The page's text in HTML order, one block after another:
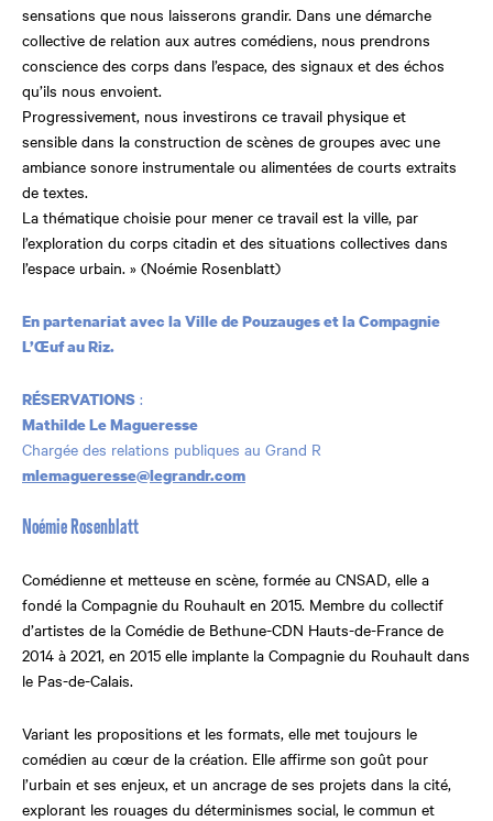
sensations que nous laisserons grandir. Dans une démarche
collective de relation aux autres comédiens, nous prendrons
conscience des corps dans l’espace, des signaux et des échos
qu’ils nous envoient.
Progressivement, nous investirons ce travail physique et
sensible dans la construction de scènes de groupes avec une
ambiance sonore instrumentale ou alimentées de courts extraits
de textes.
La thématique choisie pour mener ce travail est la ville, par
l’exploration du corps citadin et des situations collectives dans
l’espace urbain. » (Noémie Rosenblatt)
En partenariat avec la Ville de Pouzauges et la Compagnie
L’Œuf au Riz.
RÉSERVATIONS :
Mathilde Le Magueresse
Chargée des relations publiques au Grand R
mlemagueresse@legrandr.com
Noémie Rosenblatt
Comédienne et metteuse en scène, formée au CNSAD, elle a
fondé la Compagnie du Rouhault en 2015. Membre du collectif
d’artistes de la Comédie de Bethune-CDN Hauts-de-France de
2014 à 2021, en 2015 elle implante la Compagnie du Rouhault dans
le Pas-de-Calais.
Variant les propositions et les formats, elle met toujours le
comédien au cœur de la création. Elle affirme son goût pour
l’urbain et ses enjeux, et un ancrage de ses projets dans la cité,
explorant les rouages du déterminismes social, le commun et